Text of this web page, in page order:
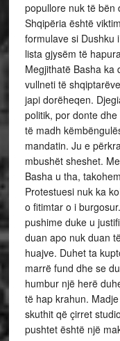
popullore nuk të bën
Shqipëria është
formulave si Dushku
lista gjysëm të
Megjithatë Basha ka
vullneti të
japi dorëheqen.
politik, por donte
të madh
mandatin. Ju e
mbushët sheshet.
Basha u tha,
Protestuesi nuk ka
o fitimtar o i
pushime duke u
duan apo nuk duan
huajve. Duhet ta
marrë fund dhe se
humbur një herë
të hap krahun.
skuthit që çirret
pushtet është një